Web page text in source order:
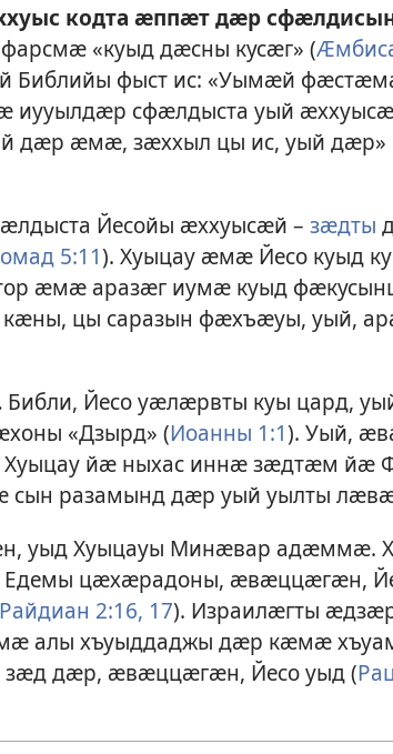
кодта ӕппӕт дӕр
«куыд дӕсны кусӕг» (
Библийы фыст ис: «Уымӕй
иууылдӕр сфӕлдыста уый
дӕр ӕмӕ, зӕххыл цы ис, уый дӕр»
Йесойы ӕххуысӕй – зӕдты
5:11). Хуыцау ӕмӕ Йесо куыд
ӕмӕ аразӕг иумӕ куыд
цы саразын фӕхъӕуы, уый,
Библи, Йесо уӕлӕрвты куы цард,
«Дзырд» (Иоанны 1:1). Уый,
Хуыцау йӕ ныхас иннӕ зӕдтӕм йӕ
разамынд дӕр уый уылты
уыд Хуыцауы Минӕвар адӕммӕ.
цӕхӕрадоны, ӕвӕццӕгӕн,
Райдиан 2:16, 17). Израилӕгты
алы хъуыддаджы дӕр кӕмӕ
зӕд дӕр, ӕвӕццӕгӕн, Йесо уыд (